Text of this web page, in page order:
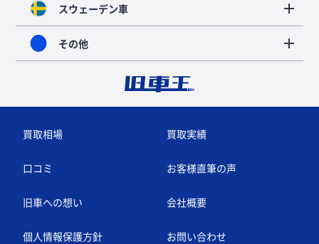
スウェーデン車
その他
買取相場 買取実績
口コミ お客様直筆の声
旧車への想い 会社概要
個人情報保護方針 お問い合わせ